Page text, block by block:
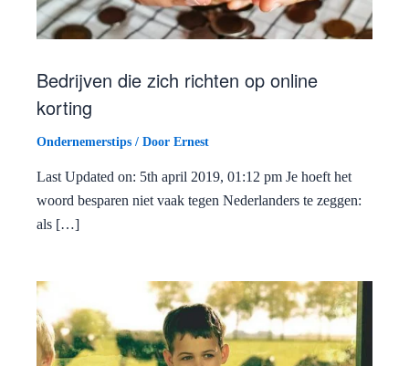
Bedrijven die zich richten op online
korting
Ondernemerstips / Door Ernest
Last Updated on: 5th april 2019, 01:12 pm Je hoeft het
woord besparen niet vaak tegen Nederlanders te zeggen:
als […]